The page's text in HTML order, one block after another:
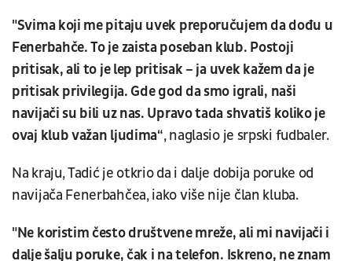
"Svima koji me pitaju uvek preporučujem da dođu u
Fenerbahče. To je zaista poseban klub. Postoji
pritisak, ali to je lep pritisak – ja uvek kažem da je
pritisak privilegija. Gde god da smo igrali, naši
navijači su bili uz nas. Upravo tada shvatiš koliko je
ovaj klub važan ljudima“, naglasio je srpski fudbaler.
Na kraju, Tadić je otkrio da i dalje dobija poruke od
navijača Fenerbahčea, iako više nije član kluba.
"Ne koristim često društvene mreže, ali mi navijači i
dalje šalju poruke, čak i na telefon. Iskreno, ne znam